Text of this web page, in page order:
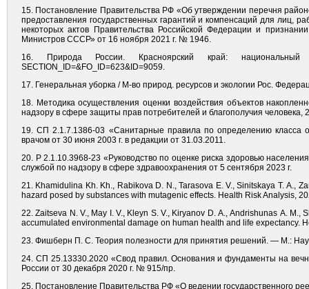
15. Постановление Правительства РФ «Об утверждении перечня
предоставления государственных гарантий и компенсаций для лиц,
некоторых актов Правительства Российской Федерации и
Министров СССР» от 16 ноября 2021 г. № 1946.
16. Природа России. Красноярский край:
SECTION_ID=&FO_ID=623&ID=9059.
17. Генеральная уборка / М-во природ. ресурсов и экологии Рос.
18. Методика осуществления оценки воздействия объектов
надзору в сфере защиты прав потребителей и благополучия человека,
19. СП 2.1.7.1386-03 «Санитарные правила по определению класса
врачом от 30 июня 2003 г. в редакции от 31.03.2011.
20. Р 2.1.10.3968-23 «Руководство по оценке риска здоровью
службой по надзору в сфере здравоохранения от 5 сентября 2023 г.
21. Khamidulina Kh. Kh., Rabikova D. N., Tarasova E. V., Sinitskaya T. A.,
hazard posed by substances with mutagenic effects. Health Risk Analysis,
22. Zaitseva N. V., May I. V., Kleyn S. V., Kiryanov D. А., Andrishunas А.
accumulated environmental damage on human health and life expectancy.
23. Фишберн П. С. Теория полезности для принятия решений. — М.:
24. СП 25.13330.2020 «Свод правил. Основания и фундаменты на
России от 30 декабря 2020 г. № 915/пр.
25. Постановление Правительства РФ «О ведении государственного